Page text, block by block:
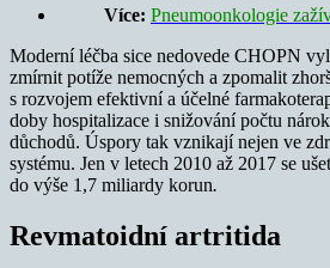
Více: Pneumoonkologie
Moderní léčba sice nedovede CHOPN
zmírnit potíže nemocných a zpomalit
s rozvojem efektivní a účelné
doby hospitalizace i snižování počtu
důchodů. Úspory tak vznikají nejen ve
systému. Jen v letech 2010 až 2017 se
do výše 1,7 miliardy korun.
Revmatoidní artritida